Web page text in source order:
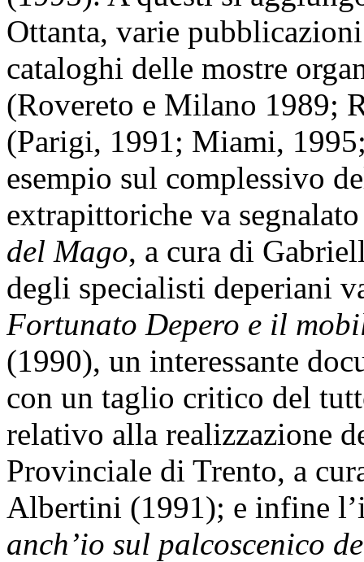
Ottanta, varie
cataloghi delle mostre
(Rovereto e Milano 1989;
(Parigi, 1991; Miami,
esempio sul complessivo
extrapittoriche va
del Mago, a cura di
degli specialisti deperiani
Fortunato Depero e il
(1990), un interessante
con un taglio critico del
relativo alla realizzazione
Provinciale di Trento, a
Albertini (1991); e infine
anch’io sul palcoscenico